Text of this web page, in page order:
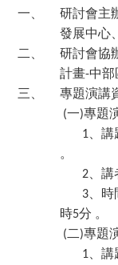
一、
研討會主
發展中心
二、
研討會協
計畫-中部
三、
專題演講
(一)專題
1 、
。
2 、
3 、時
時5分 。
(二)專題
1 、